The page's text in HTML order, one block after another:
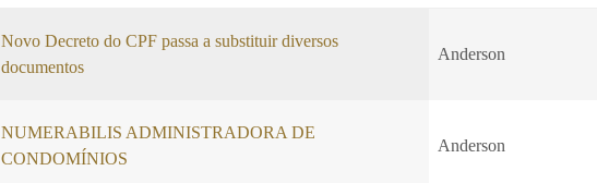
Novo Decreto do CPF passa a substituir diversos
documentos
Anderson
NUMERABILIS ADMINISTRADORA DE
CONDOMÍNIOS
Anderson